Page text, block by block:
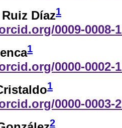
Díaz1
0009-0008-
1
0000-0002-
1
0000-0003-
2